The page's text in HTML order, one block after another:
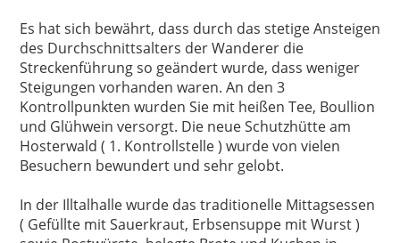
Es hat sich bewährt, dass durch das stetige Ansteigen
des Durchschnittsalters der Wanderer die
Streckenführung so geändert wurde, dass weniger
Steigungen vorhanden waren. An den 3
Kontrollpunkten wurden Sie mit heißen Tee, Boullion
und Glühwein versorgt. Die neue Schutzhütte am
Hosterwald ( 1. Kontrollstelle ) wurde von vielen
Besuchern bewundert und sehr gelobt.
In der Illtalhalle wurde das traditionelle Mittagsessen
( Gefüllte mit Sauerkraut, Erbsensuppe mit Wurst )